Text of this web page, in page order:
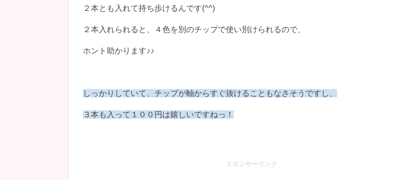
２本とも入れて持ち歩けるんです(^^)
２本入れられると、４色を別のチップで使い別けられるので、
ホント助かります♪♪
しっかりしていて、チップが軸からすぐ抜けることもなさそうですし、
３本も入って１００円は嬉しいですねっ！
スポンサーリンク